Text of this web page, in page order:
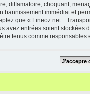
diffamatoire, choquant,
immédiat et
que « Lineoz.net ::
avez entrées soient
tenus comme